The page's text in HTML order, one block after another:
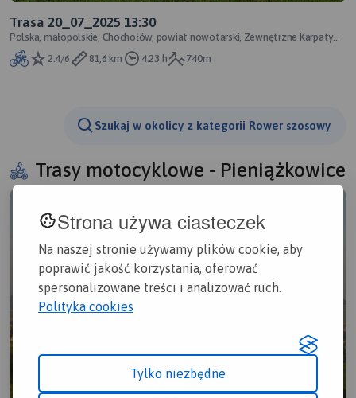
Strona używa ciasteczek
Na naszej stronie używamy plików cookie, aby
poprawić jakość korzystania, oferować
spersonalizowane treści i analizować ruch.
Polityka cookies
Tylko niezbędne
Trasa 20_07_2025 13:30
Polska, małopolskie, Chochołów, powiat nowotarski, Zewnętrzne Karpaty
Zachodnie, Karpaty Zachodnie
2.4/6
81,6 km 4:23 h 740m
Szukaj w okolicy z kategorii Rower szosowy
Trasy motocyklowe - Pieniążkowice